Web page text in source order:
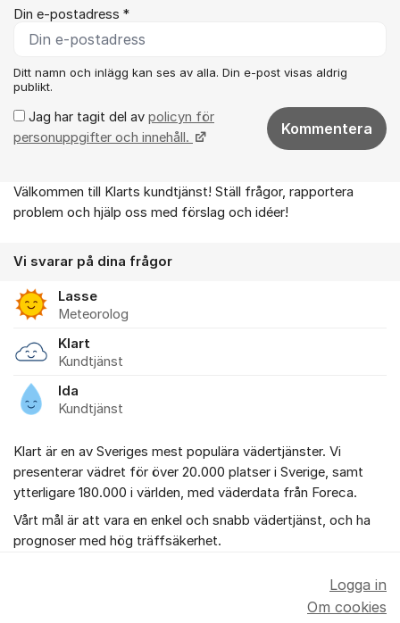
Din e-postadress *
Ditt namn och inlägg kan ses av alla. Din e-post visas aldrig
publikt.
Jag har tagit del av policyn för
personuppgifter och innehåll.
Kommentera
Om forumet
Välkommen till Klarts kundtjänst! Ställ frågor, rapportera
problem och hjälp oss med förslag och idéer!
Vi svarar på dina frågor
Lasse
Meteorolog
Klart
Kundtjänst
Ida
Kundtjänst
Klart är en av Sveriges mest populära vädertjänster. Vi
presenterar vädret för över 20.000 platser i Sverige, samt
ytterligare 180.000 i världen, med väderdata från Foreca.
Vårt mål är att vara en enkel och snabb vädertjänst, och ha
prognoser med hög träffsäkerhet.
Logga in
Om cookies